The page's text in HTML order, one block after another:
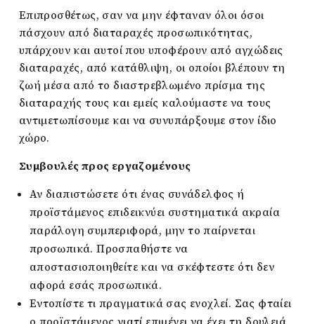
Επιπροσθέτως, σαν να μην έφταναν όλοι όσοι
πάσχουν από διαταραχές προσωπικότητας,
υπάρχουν και αυτοί που υποφέρουν από αγχώδεις
διαταραχές, από κατάθλιψη, οι οποίοι βλέπουν τη
ζωή μέσα από το διαστρεβλωμένο πρίσμα της
διαταραχής τους και εμείς καλούμαστε να τους
αντιμετωπίσουμε και να συνυπάρξουμε στον ίδιο
χώρο.
Συμβουλές προς εργαζομένους
Αν διαπιστώσετε ότι ένας συνάδελφος ή
προϊστάμενος επιδεικνύει συστηματικά ακραία
παράλογη συμπεριφορά, μην το παίρνεται
προσωπικά. Προσπαθήστε να
αποστασιοποιηθείτε και να σκέφτεστε ότι δεν
αφορά εσάς προσωπικά.
Εντοπίστε τι πραγματικά σας ενοχλεί. Σας φταίει